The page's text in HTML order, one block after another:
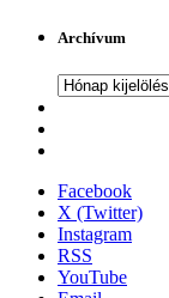
Archívum
Archívum
Facebook
X (Twitter)
Instagram
RSS
YouTube